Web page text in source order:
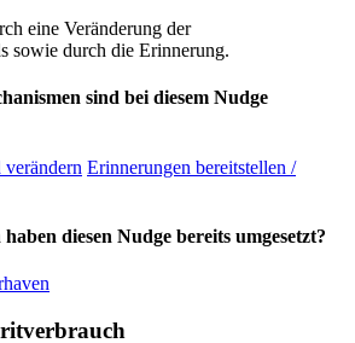
eine Veränderung der
sowie durch die Erinnerung.
sind bei diesem Nudge
Erinnerungen bereitstellen /
diesen Nudge bereits umgesetzt?